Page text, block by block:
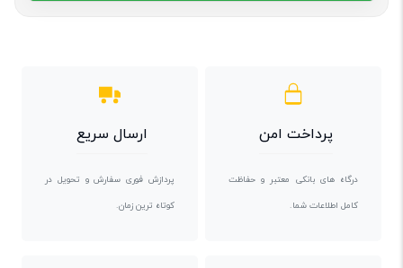
پرداخت امن
درگاه های بانکی معتبر و حفاظت
کامل اطلاعات شما.
ارسال سریع
پردازش فوری سفارش و تحویل در
کوتاه ترین زمان.